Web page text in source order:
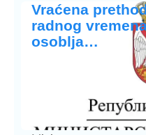
Vraćena
radnog
osoblja…